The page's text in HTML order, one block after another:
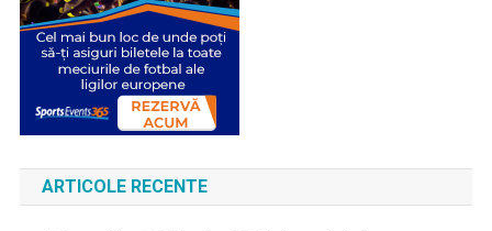
ARTICOLE RECENTE